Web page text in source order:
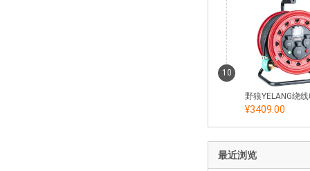
10
¥3409.00
最近浏览